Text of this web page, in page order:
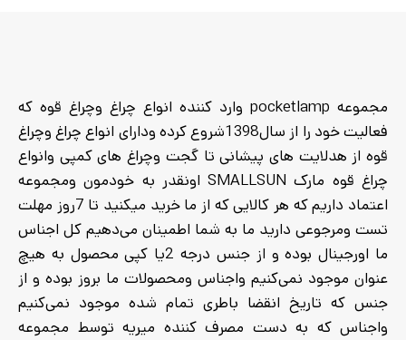
مجموعه pocketlamp وارد کننده انواع چراغ وچراغ قوه که
فعالیت خود را از سال1398شروع کرده ودارای انواع چراغ وچراغ
قوه از هدلایت های پیشانی تا گجت وچراغ های کمپی وانواع
چراغ قوه مارک SMALLSUN اونقدر به خودمون ومجموعه
اعتماد داریم که هر کالایی که از ما خرید میکنید تا 7روز مهلت
تست ومرجوعی دارید ما به شما اطمینان می‌دهیم کل اجناس
ما اورجینال بوده و از جنس درجه 2یا کپی محصول به هیچ
عنوان موجود نمی‌کنیم واجناس ومحصولات ما بروز بوده و از
جنس که تاریخ انقضا باطری تمام شده موجود نمی‌کنیم
واجناس که به دست مصرف کننده میریه توسط مجموعه